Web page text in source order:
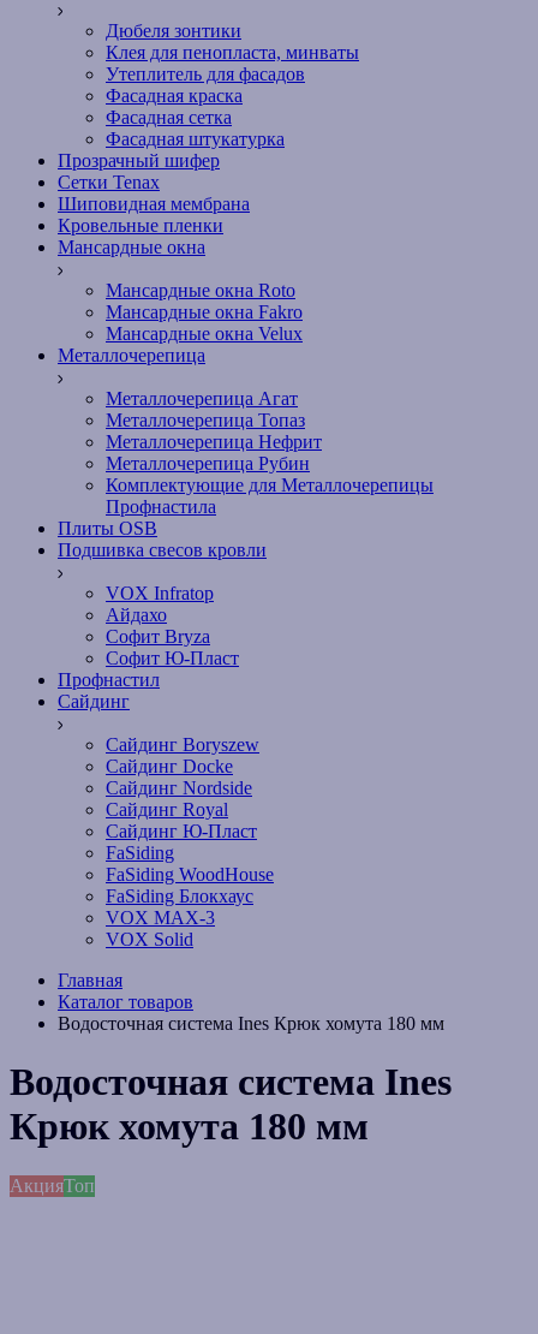
Дюбеля зонтики
Клея для пенопласта, минваты
Утеплитель для фасадов
Фасадная краска
Фасадная сетка
Фасадная штукатурка
Прозрачный шифер
Сетки Tenax
Шиповидная мембрана
Кровельные пленки
Мансардные окна
Мансардные окна Roto
Мансардные окна Fakro
Мансардные окна Velux
Металлочерепица
Металлочерепица Агат
Металлочерепица Топаз
Металлочерепица Нефрит
Металлочерепица Рубин
Комплектующие для Металлочерепицы
Профнастила
Плиты OSB
Подшивка свесов кровли
VOX Infratop
Айдахо
Софит Bryza
Софит Ю-Пласт
Профнастил
Сайдинг
Сайдинг Boryszew
Сайдинг Docke
Сайдинг Nordside
Сайдинг Royal
Сайдинг Ю-Пласт
FaSiding
FaSiding WoodHouse
FaSiding Блокхаус
VOX MAX-3
VOX Solid
Главная
Каталог товаров
Водосточная система Ines Крюк хомута 180 мм
Водосточная система Ines
Крюк хомута 180 мм
АкцияТоп